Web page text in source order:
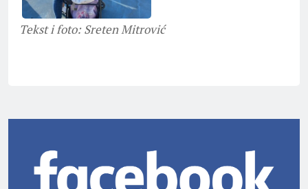
Tekst i foto: Sreten Mitrović